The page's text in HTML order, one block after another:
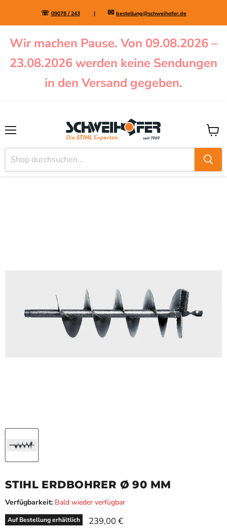
☏ 09078 / 243| ✉ bestellung@schweihofer.de
Wir machen Pause. Von 09.08.2026 –
23.08.2026 werden keine Sendungen
in den Versand gegeben.
STIHL ERDBOHRER Ø 90 MM
Verfügbarkeit: Bald wieder verfügbar
Auf Bestellung erhältlich Aktueller Preis
239,00 €